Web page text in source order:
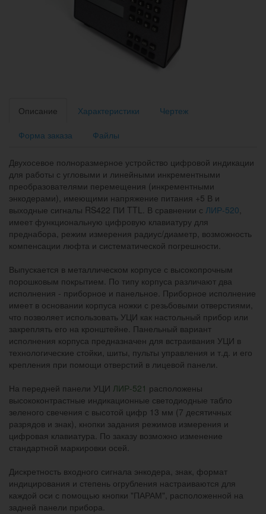
Описание Характеристики Чертеж
Форма заказа Файлы
Двухосевое полноразмерное устройство цифровой индикации
для работы с угловыми и линейными инкрементными
преобразователями перемещения (инкрементными
энкодерами), имеющими напряжение питания +5 В и
выходные сигналы RS422 ПИ TTL. В сравнении с ЛИР-520,
имеет функциональную цифровую клавиатуру для
преднабора, режим измерения радиус/диаметр, возможность
компенсации люфта и систематической погрешности.
Выпускается в металлическом корпусе с высокопрочным
порошковым покрытием. По типу корпуса различают два
исполнения - приборное и панельное. Приборное исполнение
имеет в основании корпуса ножки с резьбовыми отверстиями,
что позволяет использовать УЦИ как настольный прибор или
закреплять его на кронштейне. Панельный вариант
исполнения корпуса предназначен для встраивания УЦИ в
технологические стойки, шиты, пульты управления и т.д. и его
крепления при помощи отверстий в лицевой панели.
На передней панели УЦИ ЛИР-521 расположены
высококонтрастные индикационные светодиодные табло
зеленого свечения с высотой цифр 13 мм (7 десятичных
разрядов и знак), кнопки задания режимов измерения и
цифровая клавиатура. По заказу возможно изменение
стандартной маркировки осей.
Дискретность входного сигнала энкодера, знак, формат
индицирования и степень огрубления настраиваются для
каждой оси с помощью кнопки "ПАРАМ", расположенной на
задней панели прибора.